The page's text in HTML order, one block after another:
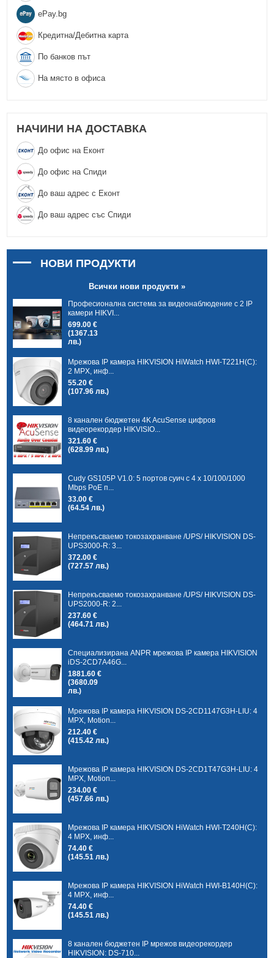
еPay.bg
Кредитна/Дебитна карта
По банков път
На място в офиса
НАЧИНИ НА ДОСТАВКА
До офис на Еконт
До офис на Спиди
До ваш адрес с Еконт
До ваш адрес със Спиди
НОВИ ПРОДУКТИ
Всички нови продукти »
Професионална система за видеонаблюдение с 2 IP
камери HIKVI...
699.00 €
(1367.13
лв.)
Мрежова IP камера HIKVISION HiWatch HWI-T221H(C):
2 MPX, инф...
55.20 €
(107.96 лв.)
8 канален бюджетен 4K AcuSense цифров
видеорекордер HIKVISIO...
321.60 €
(628.99 лв.)
Cudy GS105P V1.0: 5 портов суич с 4 x 10/100/1000
Mbps PoE п...
33.00 €
(64.54 лв.)
Непрекъсваемо токозахранване /UPS/ HIKVISION DS-
UPS3000-R: 3...
372.00 €
(727.57 лв.)
Непрекъсваемо токозахранване /UPS/ HIKVISION DS-
UPS2000-R: 2...
237.60 €
(464.71 лв.)
Специализирана ANPR мрежова IP камера HIKVISION
iDS-2CD7A46G...
1881.60 €
(3680.09
лв.)
Мрежова IP камера HIKVISION DS-2CD1147G3H-LIU: 4
MPX, Motion...
212.40 €
(415.42 лв.)
Мрежова IP камера HIKVISION DS-2CD1T47G3H-LIU: 4
MPX, Motion...
234.00 €
(457.66 лв.)
Мрежова IP камера HIKVISION HiWatch HWI-T240H(C):
4 MPX, инф...
74.40 €
(145.51 лв.)
Мрежова IP камера HIKVISION HiWatch HWI-B140H(C):
4 MPX, инф...
74.40 €
(145.51 лв.)
8 канален бюджетен IP мрежов видеорекордер
HIKVISION: DS-710...